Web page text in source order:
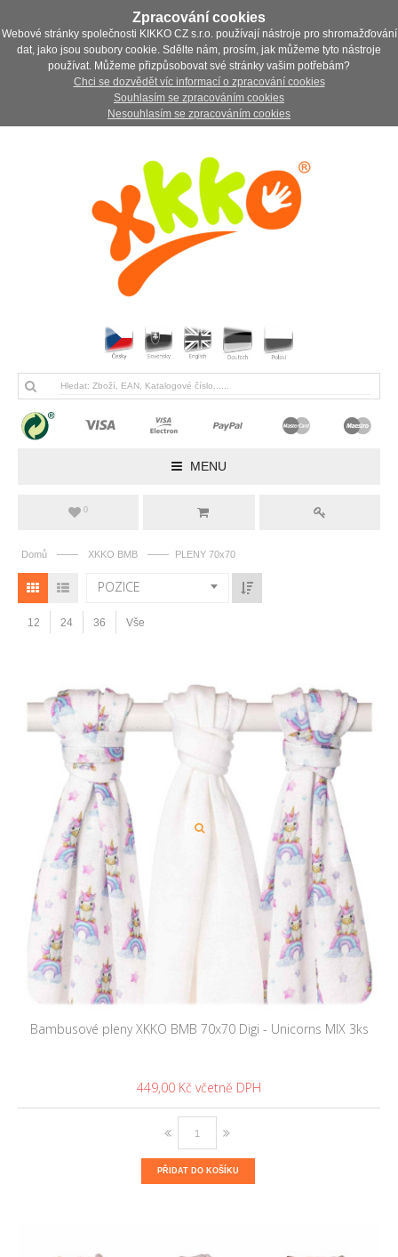
Zpracování cookies
Webové stránky společnosti KIKKO CZ s.r.o. používají nástroje pro shromažďování
dat, jako jsou soubory cookie. Sdělte nám, prosím, jak můžeme tyto nástroje
používat. Můžeme přizpůsobovat své stránky vašim potřebám?
Chci se dozvědět víc informací o zpracování cookies
Souhlasím se zpracováním cookies
Nesouhlasím se zpracováním cookies
MENU
0
Domů —— XKKO BMB —— PLENY 70x70
POZICE
12 24 36 Vše
Bambusové pleny XKKO BMB 70x70 Digi - Unicorns MIX 3ks
449,00 Kč
PŘIDAT DO KOŠÍKU